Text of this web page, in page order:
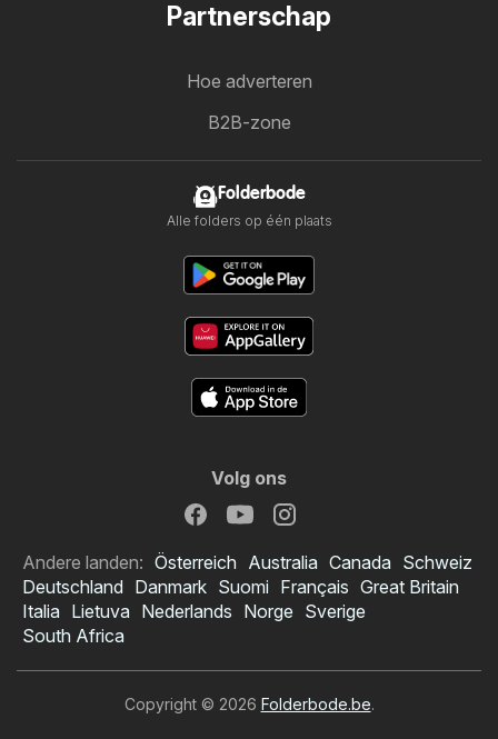
Partnerschap
Hoe adverteren
B2B-zone
Folderbode
Alle folders op één plaats
Volg ons
Andere landen: Österreich Australia Canada Schweiz
Deutschland Danmark Suomi Français Great Britain
Italia Lietuva Nederlands Norge Sverige
South Africa
Copyright © 2026 Folderbode.be.